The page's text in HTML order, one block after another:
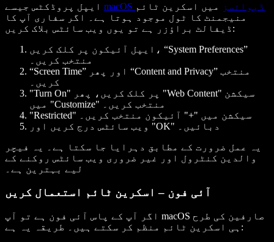
macOS ڈیوائسز
میں اسکرین ٹائم
منیجمنٹ کا ٹول موجود ہوتا ہے۔ اگر سفاری آپ کا
ڈیفالٹ براؤزر ہے تو یوں ویب سائٹس بلاک کریں:
ایپل آئیکون پر کلک کریں، “System Preferences”
منتخب کریں۔
“Screen Time” اور پھر “Content and Privacy” منتخب
کریں۔
"Turn On" پر کلک کریں، پھر "Web Content" سیکشن
میں "Customize" منتخب کریں۔
"Restricted" سیکشن میں "+" آئیکون منتخب کریں۔
ویب سائٹس درج کریں اور "OK" دبائیں۔
یہ عمل ضرورت کے مطابق دہرایا جا سکتا ہے۔ یہ فیچر
والدین کنٹرول اور غیر ضروری ویب سائٹس روکنے کے
لیے بہترین ہے۔
آئی فون – اسکرین ٹائم استعمال کریں
اگر آپ کے پاس آئی فون ہے تو آپ macOS صارفین کی طرح
ہی اسکرین ٹائم منظم کر سکتے ہیں۔ طریقہ یہ ہے: